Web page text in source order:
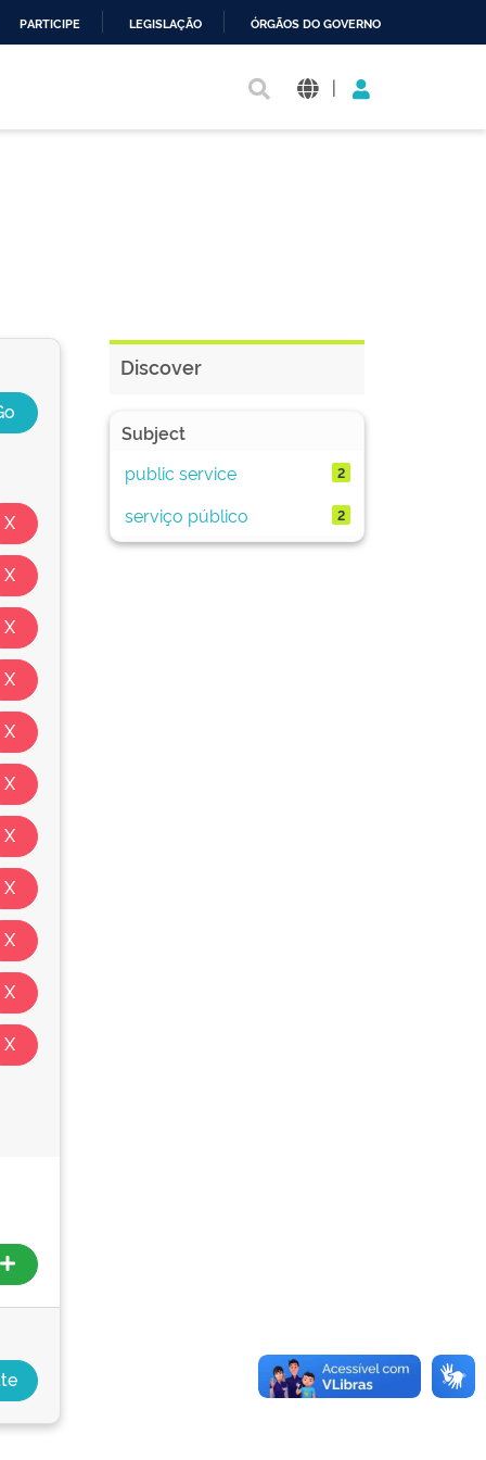
PARTICIPE LEGISLAÇÃO ÓRGÃOS DO GOVERNO
|
Discover
Subject
public service
2
serviço público 2